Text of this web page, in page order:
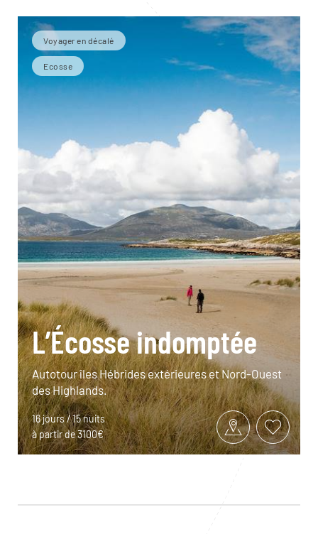
Voyager en décalé
Ecosse
L’Écosse indomptée
Autotour îles Hébrides extérieures et Nord-Ouest
des Highlands.
16 jours / 15 nuits
à partir de 3100€